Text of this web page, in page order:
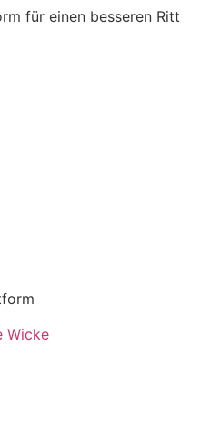
für einen besseren Ritt
Wicke